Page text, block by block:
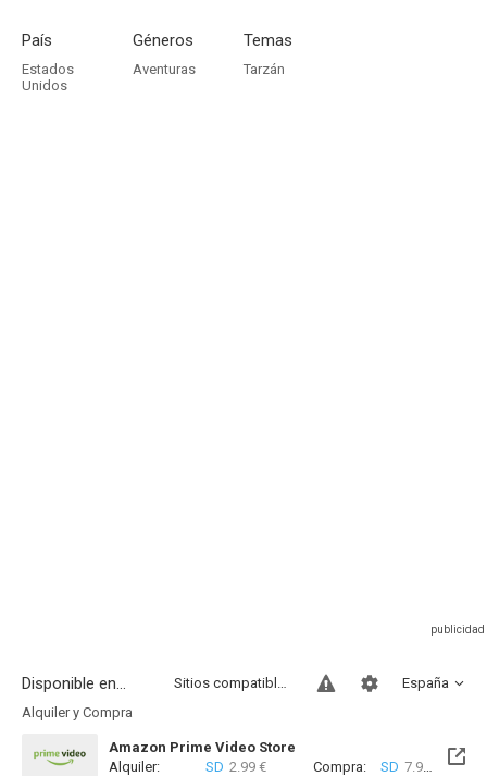
País
Estados
Unidos
Géneros
Aventuras
Temas
Tarzán
Disponible en... España
Sitios compatibles
Alquiler y Compra
Amazon Prime Video Store
Alquiler:
SD 2.99 € Compra: SD 7.99 €